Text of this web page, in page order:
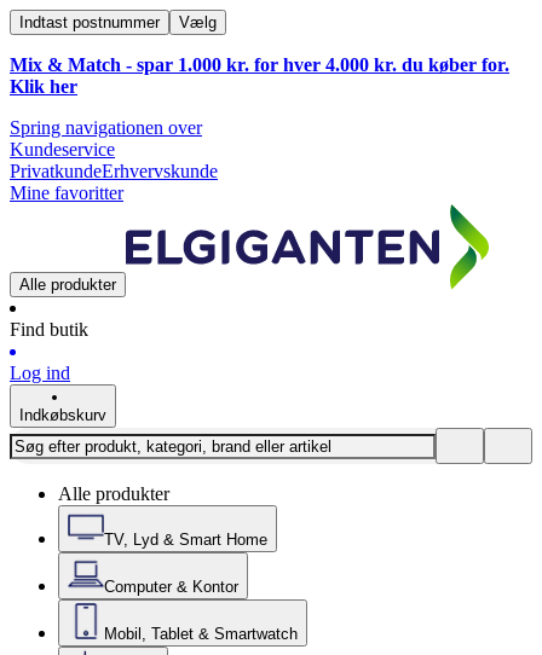
Indtast postnummer Vælg
Mix & Match - spar 1.000 kr. for hver 4.000 kr. du køber for.
Klik her
Spring navigationen over
Kundeservice
PrivatkundeErhvervskunde
Mine favoritter
Alle produkter
Find butik
Log ind
Indkøbskurv
Alle produkter
TV, Lyd & Smart Home
Computer & Kontor
Mobil, Tablet & Smartwatch